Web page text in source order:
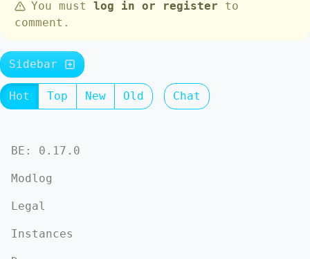
You must log in or register to
comment.
Sidebar
Hot Top New Old Chat
BE: 0.17.0
Modlog
Legal
Instances